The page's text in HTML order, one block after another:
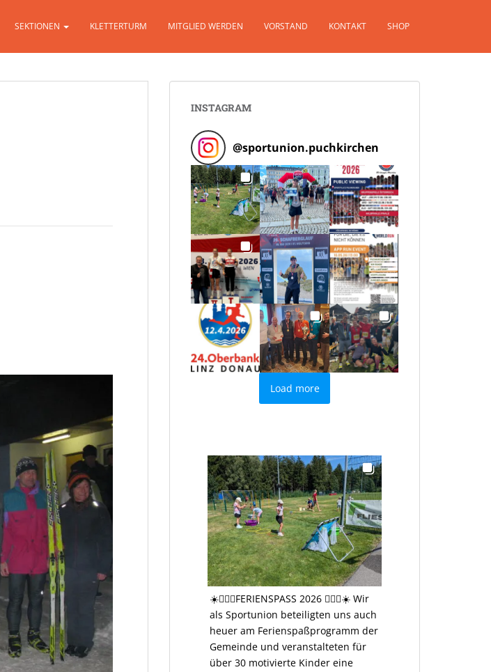
SEKTIONEN KLETTERTURM MITGLIED WERDEN VORSTAND KONTAKT SHOP
INSTAGRAM
@sportunion.puchkirchen
Load more
☀️🤸🏻‍♂️FERIENSPASS 2026 🤸🏻‍♂️☀️ Wir
als Sportunion beteiligten uns auch
heuer am Ferienspaßprogramm der
Gemeinde und veranstalteten für
über 30 motivierte Kinder eine